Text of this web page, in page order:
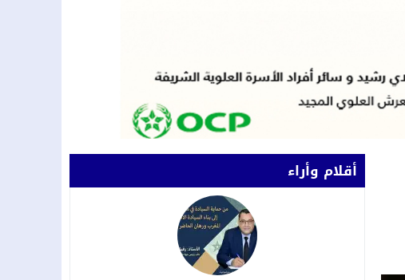
أقلام وأراء